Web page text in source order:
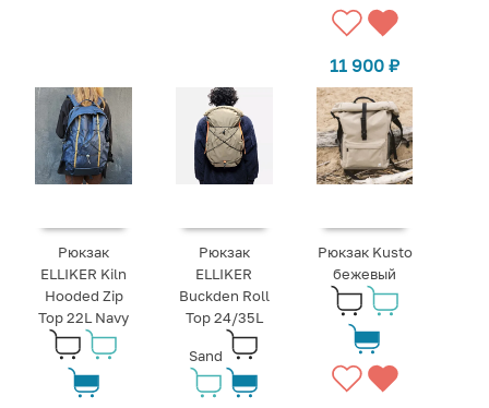
11 900₽
Рюкзак
ELLIKER Kiln
Hooded Zip
Top 22L Navy
Рюкзак
ELLIKER
Buckden Roll
Top 24/35L
Sand
Рюкзак Kusto
бежевый